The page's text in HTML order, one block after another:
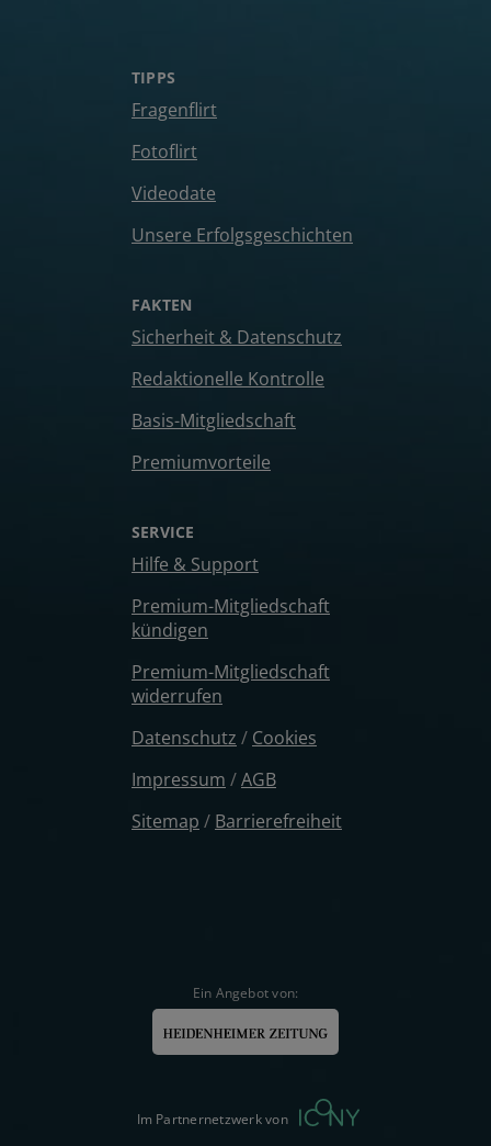
TIPPS
Fragenflirt
Fotoflirt
Videodate
Unsere Erfolgsgeschichten
FAKTEN
Sicherheit & Datenschutz
Redaktionelle Kontrolle
Basis-Mitgliedschaft
Premiumvorteile
SERVICE
Hilfe & Support
Premium-Mitgliedschaft
kündigen
Premium-Mitgliedschaft
widerrufen
Datenschutz / Cookies
Impressum /AGB
Sitemap / Barrierefreiheit
Ein Angebot von:
Im Partnernetzwerk von